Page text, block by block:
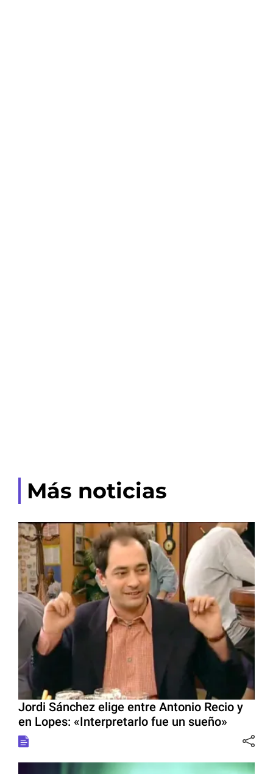
Más noticias
Jordi Sánchez elige entre Antonio Recio y
en Lopes: «Interpretarlo fue un sueño»